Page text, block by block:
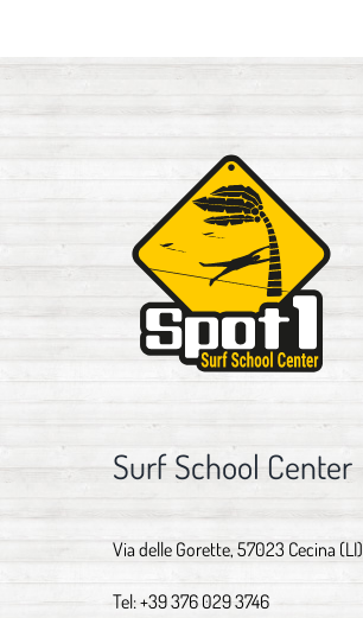
Surf School Center
Via delle Gorette, 57023 Cecina (LI)
Tel:+39 376 029 3746